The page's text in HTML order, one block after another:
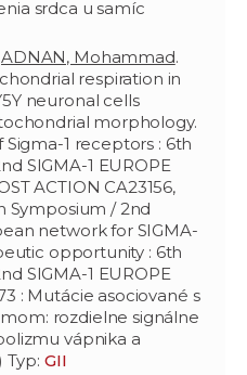
srdca u samíc
ADNAN, Mohammad.
respiration in
neuronal cells
morphology.
1 receptors : 6th
SIGMA-1 EUROPE
ACTION CA23156,
Symposium / 2nd
network for SIGMA-
opportunity : 6th
SIGMA-1 EUROPE
: Mutácie asociované s
rozdielne signálne
vápnika a
GII